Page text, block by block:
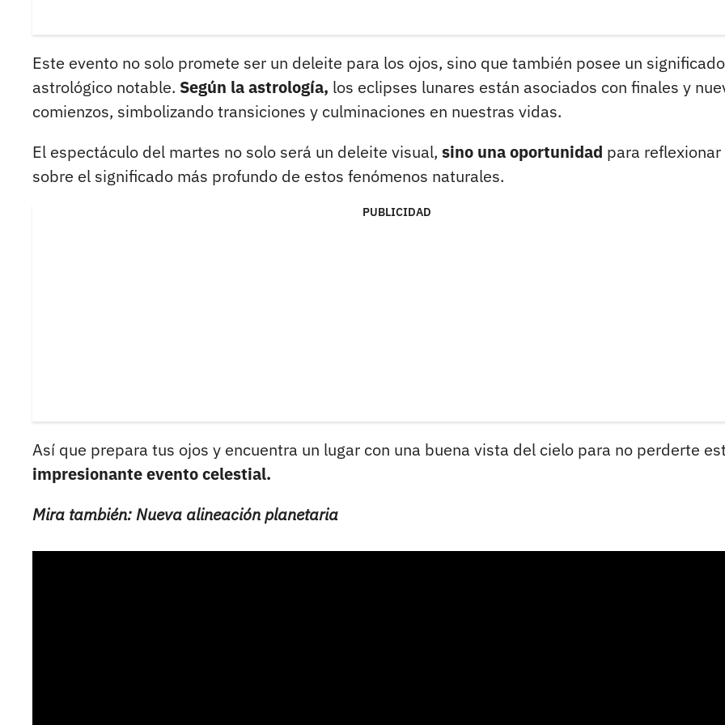
Este evento no solo promete ser un deleite para los ojos, sino que también posee un significado
astrológico notable. Según la astrología, los eclipses lunares están asociados con finales y
comienzos, simbolizando transiciones y culminaciones en nuestras vidas.
El espectáculo del martes no solo será un deleite visual, sino una oportunidad para reflexionar
sobre el significado más profundo de estos fenómenos naturales.
PUBLICIDAD
Así que prepara tus ojos y encuentra un lugar con una buena vista del cielo para no perderte
impresionante evento celestial.
Mira también: Nueva alineación planetaria